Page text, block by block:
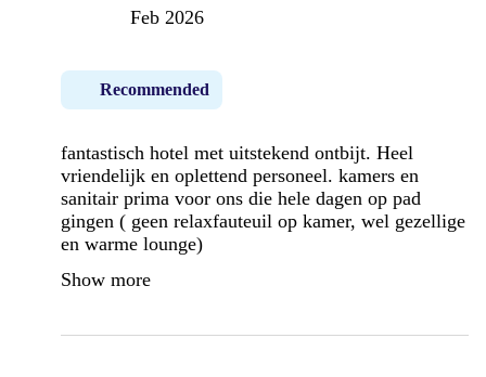
Feb 2026
Recommended
fantastisch hotel met uitstekend ontbijt. Heel
vriendelijk en oplettend personeel. kamers en
sanitair prima voor ons die hele dagen op pad
gingen ( geen relaxfauteuil op kamer, wel gezellige
en warme lounge)
Show more